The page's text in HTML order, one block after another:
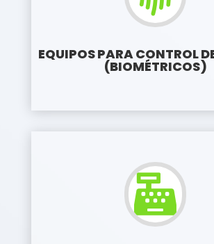
EQUIPOS PARA CONTROL
(BIOMÉTRICOS)
